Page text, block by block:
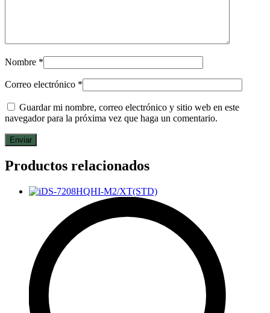
Nombre *
Correo electrónico *
Guardar mi nombre, correo electrónico y sitio web en este
navegador para la próxima vez que haga un comentario.
Productos relacionados